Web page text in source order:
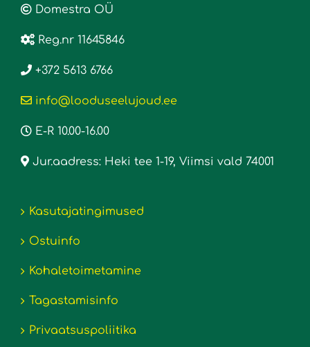
Domestra OÜ
Reg.nr 11645846
+372 5613 6766
info@looduseelujoud.ee
E-R 10.00-16.00
Jur.aadress: Heki tee 1-19, Viimsi vald 74001
Kasutajatingimused
Ostuinfo
Kohaletoimetamine
Tagastamisinfo
Privaatsuspoliitika